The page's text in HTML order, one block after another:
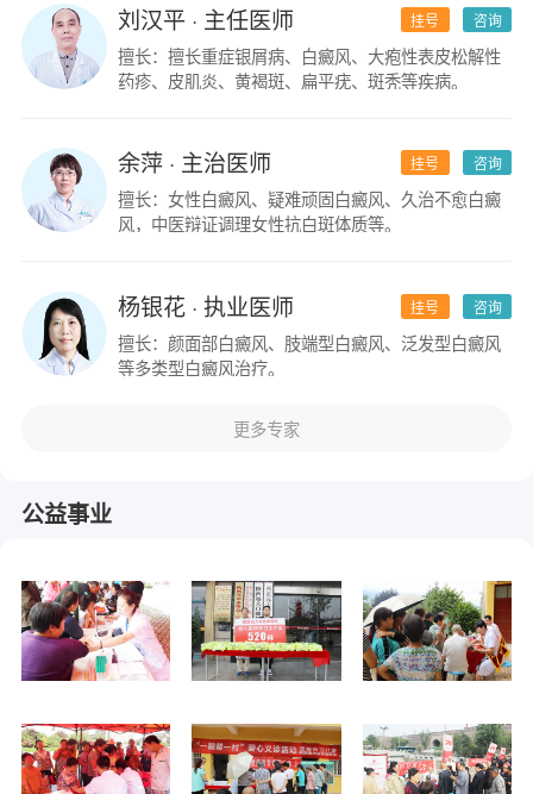
咨询
挂号
刘汉平· 主任医师
擅长：擅长重症银屑病、白癜风、大疱性表皮松解性
药疹、皮肌炎、黄褐斑、扁平疣、斑秃等疾病。
咨询
挂号
余萍· 主治医师
擅长：女性白癜风、疑难顽固白癜风、久治不愈白癜
风，中医辩证调理女性抗白斑体质等。
咨询
挂号
杨银花· 执业医师
擅长：颜面部白癜风、肢端型白癜风、泛发型白癜风
等多类型白癜风治疗。
更多专家
公益事业